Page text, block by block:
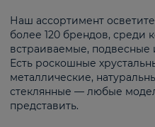
Наш ассортимент
более 120 брендов, среди
встраиваемые, подвесные
Есть роскошные
металлические,
стеклянные — любые
представить.